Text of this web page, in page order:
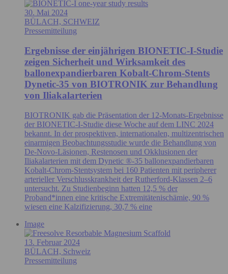
30. Mai 2024
BÜLACH, SCHWEIZ
Pressemitteilung
Ergebnisse der einjährigen BIONETIC-I-Studie
zeigen Sicherheit und Wirksamkeit des
ballonexpandierbaren Kobalt-Chrom-Stents
Dynetic-35 von BIOTRONIK zur Behandlung
von Iliakalarterien
BIOTRONIK gab die Präsentation der 12-Monats-Ergebnisse
der BIONETIC-I-Studie diese Woche auf dem LINC 2024
bekannt. In der prospektiven, internationalen, multizentrischen
einarmigen Beobachtungsstudie wurde die Behandlung von
De-Novo-Läsionen, Restenosen und Okklusionen der
Iliakalarterien mit dem Dynetic ®-35 ballonexpandierbaren
Kobalt-Chrom-Stentsystem bei 160 Patienten mit peripherer
arterieller Verschlusskrankheit der Rutherford-Klassen 2–6
untersucht. Zu Studienbeginn hatten 12,5 % der
Proband*innen eine kritische Extremitätenischämie, 90 %
wiesen eine Kalzifizierung, 30,7 % eine
Image
13. Februar 2024
BÜLACH, Schweiz
Pressemitteilung